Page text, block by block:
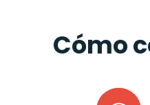
Cómo